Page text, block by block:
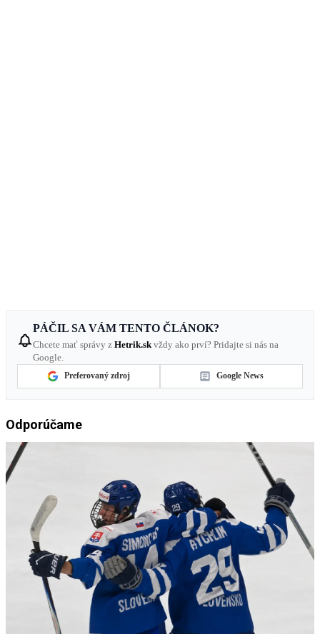
PÁČIL SA VÁM TENTO ČLÁNOK?
Chcete mať správy z Hetrik.sk vždy ako prví? Pridajte si nás na
Google.
Preferovaný zdroj Google News
Odporúčame